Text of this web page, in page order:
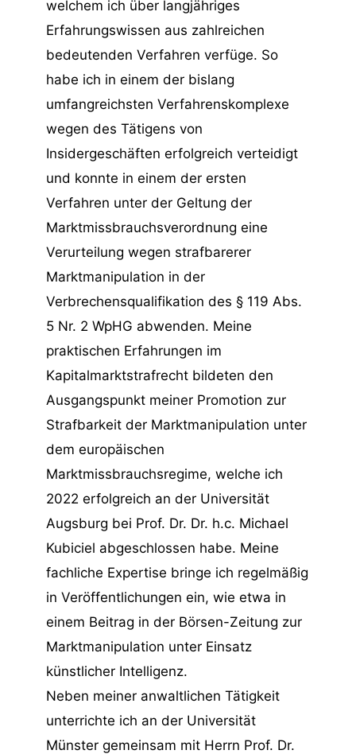
welchem ich über langjähriges
Erfahrungswissen aus zahlreichen
bedeutenden Verfahren verfüge. So
habe ich in einem der bislang
umfangreichsten Verfahrenskomplexe
wegen des Tätigens von
Insidergeschäften erfolgreich verteidigt
und konnte in einem der ersten
Verfahren unter der Geltung der
Marktmissbrauchsverordnung eine
Verurteilung wegen strafbarerer
Marktmanipulation in der
Verbrechensqualifikation des § 119 Abs.
5 Nr. 2 WpHG abwenden. Meine
praktischen Erfahrungen im
Kapitalmarktstrafrecht bildeten den
Ausgangspunkt meiner Promotion zur
Strafbarkeit der Marktmanipulation unter
dem europäischen
Marktmissbrauchsregime, welche ich
2022 erfolgreich an der Universität
Augsburg bei Prof. Dr. Dr. h.c. Michael
Kubiciel abgeschlossen habe. Meine
fachliche Expertise bringe ich regelmäßig
in Veröffentlichungen ein, wie etwa in
einem Beitrag in der Börsen-Zeitung zur
Marktmanipulation unter Einsatz
künstlicher Intelligenz.
Neben meiner anwaltlichen Tätigkeit
unterrichte ich an der Universität
Münster gemeinsam mit Herrn Prof. Dr.